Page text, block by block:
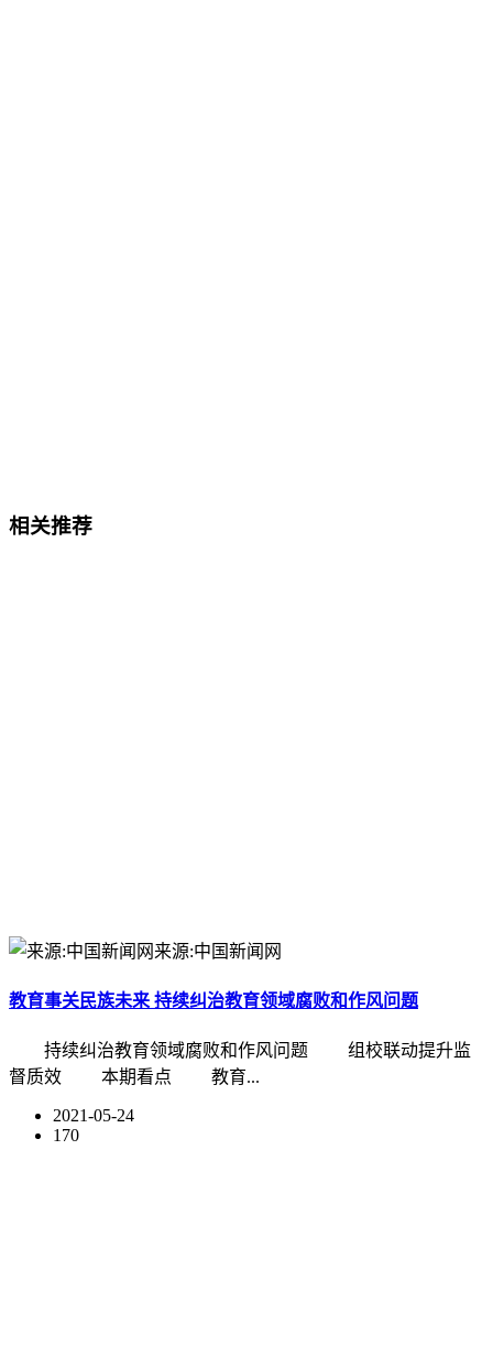
相关推荐
来源:中国新闻网
教育事关民族未来 持续纠治教育领域腐败和作风问题
持续纠治教育领域腐败和作风问题 组校联动提升监
督质效 本期看点 教育...
2021-05-24
170